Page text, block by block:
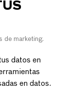
de marketing
datos en
en datos.